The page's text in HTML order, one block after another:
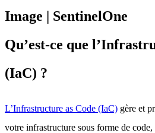
Qu’est-ce que
(IaC) ?
L’Infrastructure as Code (IaC) gère et
votre infrastructure sous forme de